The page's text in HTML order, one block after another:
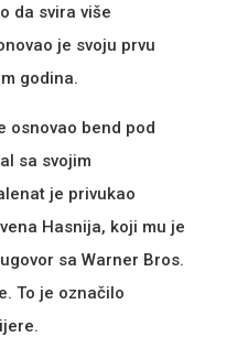
da svira više
je svoju prvu
godina.
osnovao bend pod
sa svojim
je privukao
Hasnija, koji mu je
sa Warner Bros.
To je označilo